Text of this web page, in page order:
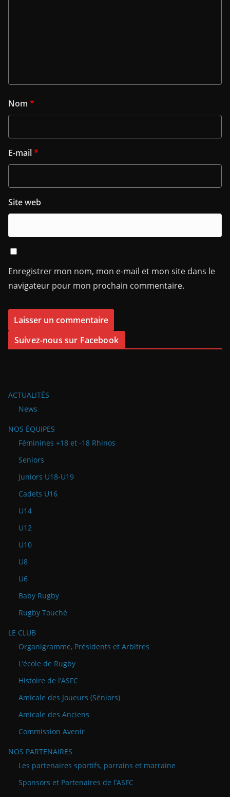
Nom *
E-mail*
Site web
Enregistrer mon nom, mon e-mail et mon site dans le
navigateur pour mon prochain commentaire.
Suivez-nous sur Facebook
ACTUALITÉS
News
NOS ÉQUIPES
Féminines +18 et -18 Rhinos
Seniors
Juniors U18-U19
Cadets U16
U14
U12
U10
U8
U6
Baby Rugby
Rugby Touché
LE CLUB
Organigramme, Présidents et Arbitres
L’école de Rugby
Histoire de l’ASFC
Amicale des Joueurs (Séniors)
Amicale des Anciens
Commission Avenir
NOS PARTENAIRES
Les partenaires sportifs, parrains et marraine
Sponsors et Partenaires de l’ASFC